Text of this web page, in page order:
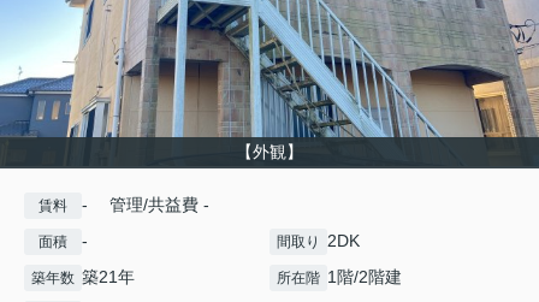
【外観】
賃料 - 管理/共益費 -
面積 - 間取り 2DK
築年数 築21年 所在階 1階/2階建